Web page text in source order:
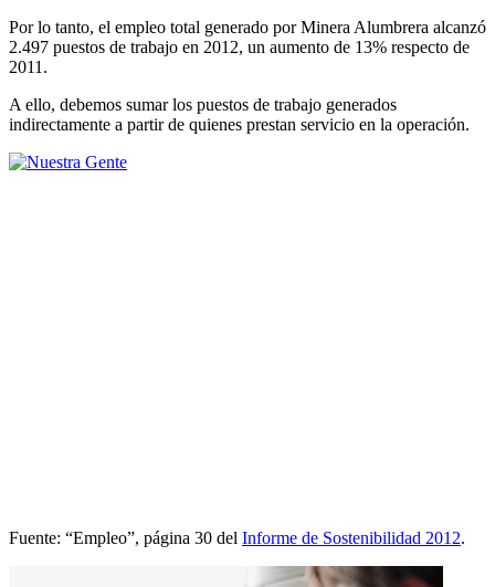
Por lo tanto, el empleo total generado por Minera Alumbrera alcanzó
2.497 puestos de trabajo en 2012, un aumento de 13% respecto de
2011.
A ello, debemos sumar los puestos de trabajo generados
indirectamente a partir de quienes prestan servicio en la operación.
Fuente: “Empleo”, página 30 del Informe de Sostenibilidad 2012.